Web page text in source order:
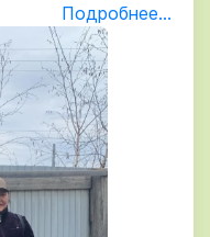
Подробнее...